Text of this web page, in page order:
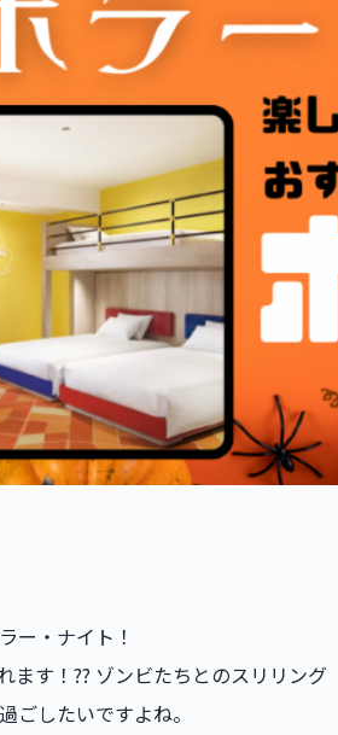
ー・ナイト！
ます！?? ゾンビたちとのスリリング
ごしたいですよね。